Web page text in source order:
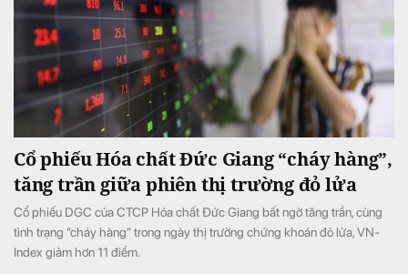
Cổ phiếu Hóa chất Đức Giang “cháy hàng”,
tăng trần giữa phiên thị trường đỏ lửa
Cổ phiếu DGC của CTCP Hóa chất Đức Giang bất ngờ tăng trần, cùng
tình trạng “cháy hàng” trong ngày thị trường chứng khoán đỏ lửa, VN-
Index giảm hơn 11 điểm.